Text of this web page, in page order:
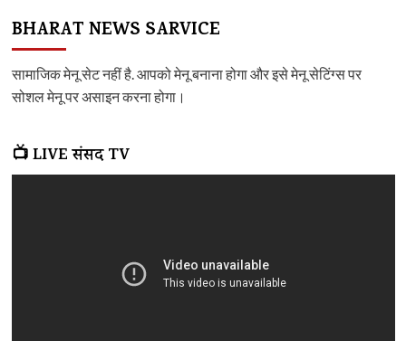
BHARAT NEWS SARVICE
सामाजिक मेनू सेट नहीं है. आपको मेनू बनाना होगा और इसे मेनू सेटिंग्स पर
सोशल मेनू पर असाइन करना होगा।
📺 LIVE संसद TV